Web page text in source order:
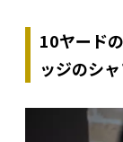
10ヤード
ッジのシ